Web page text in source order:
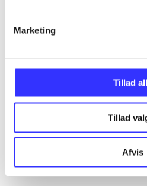
Marketing
Tillad
Tillad
Afvis
Alle registrerede artikler
...
...
...